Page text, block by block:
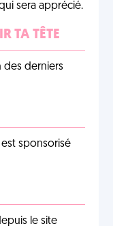
sera apprécié.
TA TÊTE
des derniers
sponsorisé
le site